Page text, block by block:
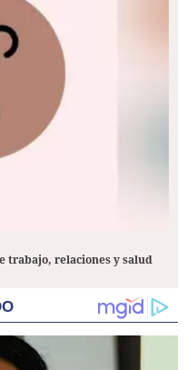
trabajo, relaciones y salud